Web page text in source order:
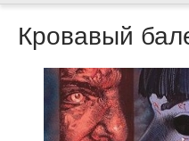
Кровавый